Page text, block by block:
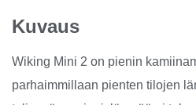
Kuvaus
Wiking Mini 2 on pienin
parhaimmillaan pienten tilojen